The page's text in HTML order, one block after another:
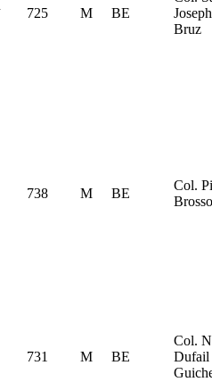
725 M BE
Joseph
Bruz
738 M BE
Col.
731 M BE
Col.
Dufail